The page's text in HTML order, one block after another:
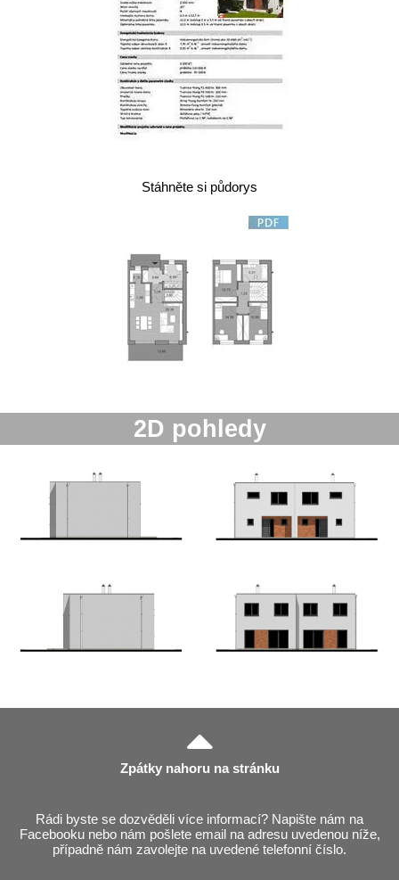
Stáhněte si půdorys
2D pohledy
Zpátky nahoru na stránku
Rádi byste se dozvěděli více informací? Napište nám na
Facebooku nebo nám pošlete email na adresu uvedenou níže,
případně nám zavolejte na uvedené telefonní číslo.